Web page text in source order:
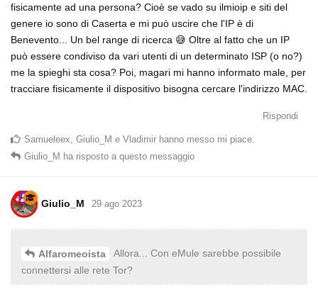
fisicamente ad una persona? Cioè se vado su ilmioip e siti del
genere io sono di Caserta e mi può uscire che l'IP è di
Benevento... Un bel range di ricerca 😅 Oltre al fatto che un IP
può essere condiviso da vari utenti di un determinato ISP (o no?)
me la spieghi sta cosa? Poi, magari mi hanno informato male, per
tracciare fisicamente il dispositivo bisogna cercare l'indirizzo MAC.
Rispondi
Samueleex, Giulio_M e Vladimir hanno messo mi piace.
Giulio_M ha risposto a questo messaggio
Giulio_M 29 ago 2023
Alfaromeoista
Allora... Con eMule sarebbe possibile
connettersi alle rete Tor?